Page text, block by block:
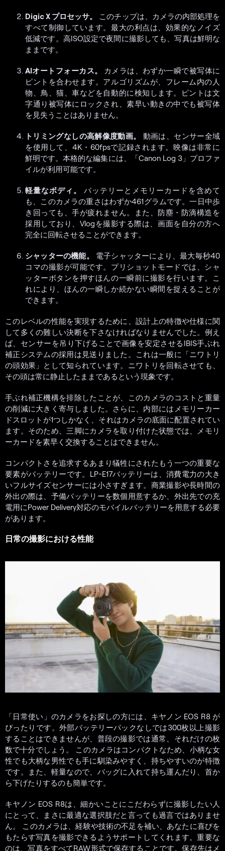
Digic X プロセッサ。
このチップは、カメラの内部処理を
すべて制御しています。最大の利点は、効果的なノイズ
低減です。高ISO設定で夜間に撮影しても、写真は鮮明な
ままです。
AIオートフォーカス。
カメラは、わずか一瞬で被写体に
ピントを合わせます。アルゴリズムが、フレーム内の人
物、鳥、猫、車などを自動的に検知します。ピントは文
字通り被写体にロックされ、素早い動きの中でも被写体
を見失うことはありません。
トリミングなしの高解像度動画。
動画は、センサー全域
を使用して、4K・60fpsで記録されます。映像は非常に
鮮明です。本格的な編集には、「Canon Log 3」プロファ
イルが利用可能です。
軽量なボディ。
バッテリーとメモリーカードを含めて
も、このカメラの重さはわずか461グラムです。一日中歩
き回っても、手が疲れません。また、防塵・防滴構造を
採用しており、Vlogを撮影する際は、画面を自分の方へ
完全に回転させることができます。
シャッターの機能。
電子シャッターにより、最大毎秒40
コマの撮影が可能です。プリショットモードでは、シャ
ッターボタンを押すほんの一瞬前に撮影を行います。こ
れにより、ほんの一瞬しか続かない瞬間を捉えることが
できます。
このレベルの性能を実現するために、設計上の特徴や仕様に関
して多くの難しい決断を下さなければなりませんでした。例え
ば、センサーを吊り下げることで画像を安定させるIBIS手ぶれ
補正システムの採用は見送りました。これは一般に「ニワトリ
の頭効果」として知られています。ニワトリを回転させても、
その頭は常に静止したままであるという現象です。
手ぶれ補正機構を排除したことが、このカメラのコストと重量
の削減に大きく寄与しました。さらに、内部にはメモリーカー
ドスロットが1つしかなく、それはカメラの底面に配置されてい
ます。そのため、三脚にカメラを取り付けた状態では、メモリ
ーカードを素早く交換することはできません。
コンパクトさを追求するあまり犠牲にされたもう一つの重要な
要素がバッテリーです。LP-E17バッテリーは、消費電力の大き
いフルサイズセンサーには小さすぎます。商業撮影や長時間の
外出の際は、予備バッテリーを数個用意するか、外出先での充
電用にPower Delivery対応のモバイルバッテリーを用意する必要
があります。
日常の撮影における性能
「日常使い」のカメラをお探しの方には、キヤノン EOS R8 が
ぴったりです。外部バッテリーパックなしでは300枚以上撮影
することはできませんが、普段の撮影では通常、それだけの枚
数で十分でしょう。 このカメラはコンパクトなため、小柄な女
性でも大柄な男性でも手に馴染みやすく、持ちやすいのが特徴
です。また、軽量なので、バッグに入れて持ち運んだり、首か
ら下げたりするのも簡単です。
キヤノン EOS R8は、細かいことにこだわらずに撮影したい人
にとって、まさに最適な選択肢だと言っても過言ではありませ
ん。 このカメラは、経験や技術の不足を補い、あなたに喜びを
もたらす写真を撮影できるようサポートしてくれます。重要な
のは、写真をすべてRAW形式で保存することです。保存先はメ